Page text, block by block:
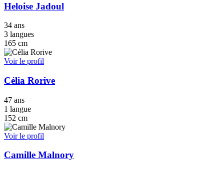
Heloise Jadoul
34 ans
3 langues
165 cm
Voir le profil
Célia Rorive
47 ans
1 langue
152 cm
Voir le profil
Camille Malnory